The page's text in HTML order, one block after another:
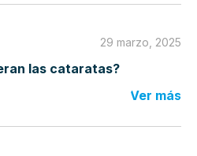
29 marzo, 2025
las cataratas?
Ver más